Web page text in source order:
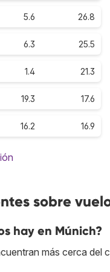
5.6 26.8
6.3 25.5
1.4 21.3
19.3 17.6
16.2 16.9
sobre
hay en Múnich?
más cerca del